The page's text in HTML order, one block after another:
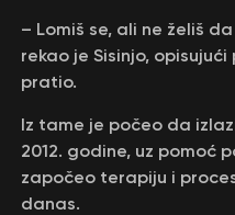
– Lomiš se, ali ne želiš
rekao je Sisinjo,
pratio.
Iz tame je počeo da
2012. godine, uz pomoć
započeo terapiju i
danas.